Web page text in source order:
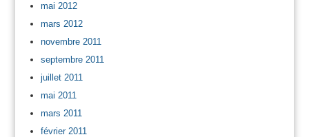
mai 2012
mars 2012
novembre 2011
septembre 2011
juillet 2011
mai 2011
mars 2011
février 2011